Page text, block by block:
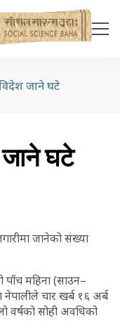
जाने घटे
जाने घटे
जानेको संख्या
पाँच महिना (साउन–
चार खर्ब १६ अर्ब
वर्षको सोही अवधिको